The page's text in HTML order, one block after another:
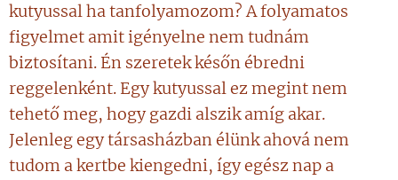
kutyussal ha tanfolyamozom? A folyamatos
figyelmet amit igényelne nem tudnám
biztosítani. Én szeretek későn ébredni
reggelenként. Egy kutyussal ez megint nem
tehető meg, hogy gazdi alszik amíg akar.
Jelenleg egy társasházban élünk ahová nem
tudom a kertbe kiengedni, így egész nap a